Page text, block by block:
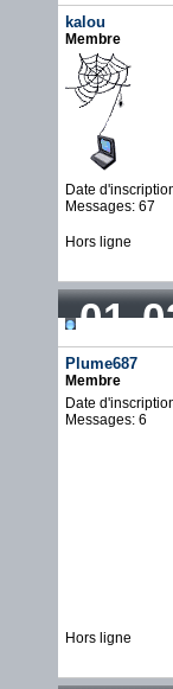
kalou
Membre
Date
Messages: 67
Hors ligne
01-
Plume687
Membre
Date
Messages: 6
Hors ligne